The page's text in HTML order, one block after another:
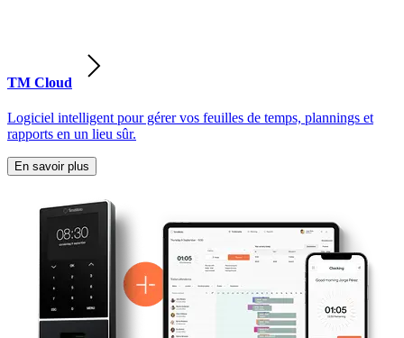
TM Cloud
Logiciel intelligent pour gérer vos feuilles de temps, plannings et
rapports en un lieu sûr.
En savoir plus